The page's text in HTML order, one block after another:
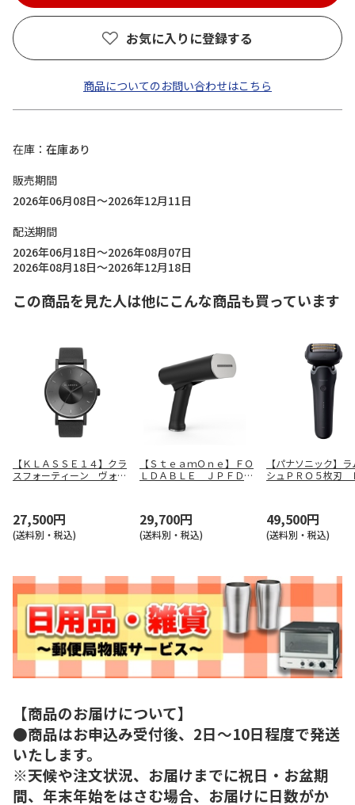
お気に入りに登録する
商品についてのお問い合わせはこちら
在庫
在庫あり
販売期間
2026年06月08日～2026年12月11日
配送期間
2026年06月18日～2026年08月07日
2026年08月18日～2026年12月18日
この商品を見た人は他にこんな商品も買っています
【ＫＬＡＳＳＥ１４】クラ
スフォーティーン ヴォラ
27,500円
(送料別・税込)
【ＳｔｅａｍＯｎｅ】ＦＯ
ＬＤＡＢＬＥ ＪＰＦＤ１
29,700円
(送料別・税込)
【パナソニック】
シュＰＲＯ５枚刃
49,500円
(送料別・税込)
【商品のお届けについて】
●商品はお申込み受付後、2日～10日程度で発送
いたします。
※天候や注文状況、お届けまでに祝日・お盆期
間、年末年始をはさむ場合、お届けに日数がか